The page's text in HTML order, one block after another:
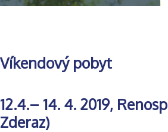
Víkendový pobyt
12.4.– 14. 4. 2019,
Zderaz)